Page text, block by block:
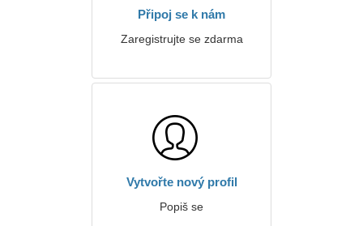
Připoj se k nám
Zaregistrujte se zdarma
Vytvořte nový profil
Popiš se